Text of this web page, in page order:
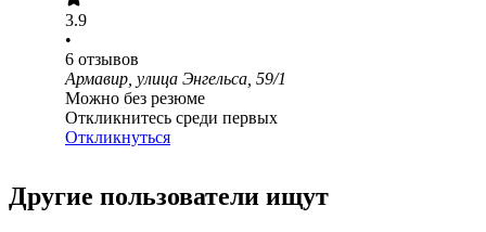
3.9
•
6 отзывов
Армавир, улица Энгельса, 59/1
Можно без резюме
Откликнитесь среди первых
Откликнуться
Другие пользователи ищут